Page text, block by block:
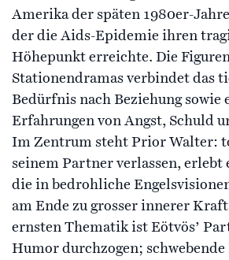
Amerika der späten 1980er-
der die Aids-Epidemie ihren
Höhepunkt erreichte. Die
Stationendramas verbindet das
Bedürfnis nach Beziehung sowie
Erfahrungen von Angst, Schuld
Im Zentrum steht Prior Walter:
seinem Partner verlassen, erlebt
die in bedrohliche
am Ende zu grosser innerer
ernsten Thematik ist Eötvös’
Humor durchzogen;